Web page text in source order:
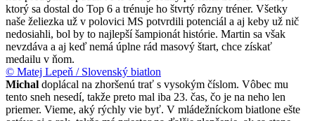
ktorý sa dostal do Top 6 a trénuje ho štvrtý rôzny tréner. Všetky
naše želiezka už v polovici MS potvrdili potenciál a aj keby už nič
nedosiahli, bol by to najlepší šampionát histórie. Martin sa však
nevzdáva a aj keď nemá úplne rád masový štart, chce získať
medailu v ňom.
© Matej Lepeň / Slovenský biatlon
Michal doplácal na zhoršenú trať s vysokým číslom. Vôbec mu
tento sneh nesedí, takže preto mal iba 23. čas, čo je na neho len
priemer. Vieme, aký rýchly vie byť. V mládežníckom biatlone ešte